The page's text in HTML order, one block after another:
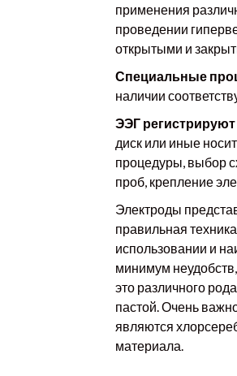
применения
проведении
открытыми и
Специальные
наличии
ЭЭГ регистрируют
диск или иные
процедуры, выбор
проб, крепление
Электроды
правильная
использовании и
минимум
это различного
пастой. Очень
являются
материала.